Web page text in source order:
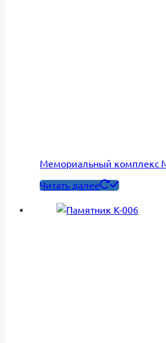
Мемориальный комплекс
Читать далее